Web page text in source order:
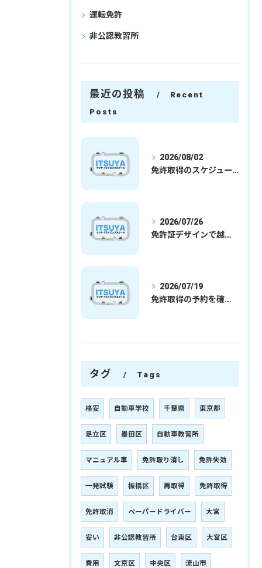
運転免許
非公認教習所
最近の投稿
Recent
Posts
2026/08/02
免許取得のスケジュールを徹底解説学生社会人の通学合宿別プランで最短取得のコツ
2026/07/26
免許証デザインで越谷市愛を表現する埼玉県さいたま市越谷市の免許取得完全ガイド
2026/07/19
免許取得の予約を確実に取るための最新ガイドと一発試験合格の実践法
タグ Tags
格安 自動車学校 千葉県 東京都
足立区 墨田区 自動車教習所
マニュアル車 免許取り消し 免許失効
一発試験 板橋区 再取得 免許取得
免許取消 ペーパードライバー 大宮
安い 非公認教習所 台東区 大宮区
費用 文京区 中央区 流山市